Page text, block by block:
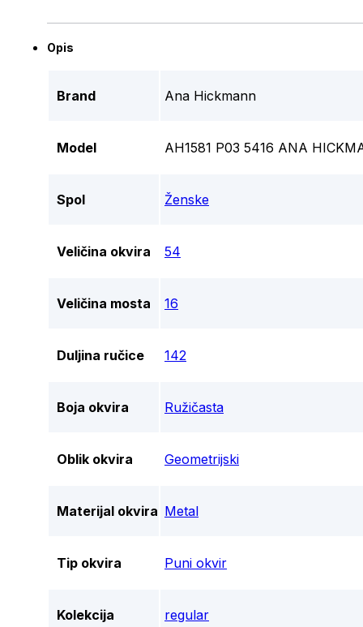
Opis
Brand Ana Hickmann
Model AH1581 P03 5416 ANA
Spol Ženske
Veličina okvira 54
Veličina mosta 16
Duljina ručice 142
Boja okvira Ružičasta
Oblik okvira Geometrijski
Materijal okvira Metal
Tip okvira Puni okvir
Kolekcija regular